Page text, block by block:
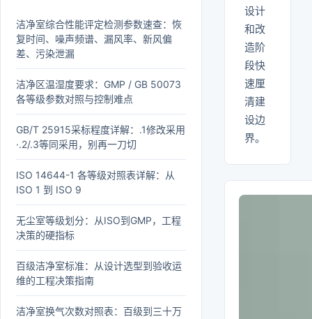
洁净室综合性能评定检测参数速查：恢
复时间、噪声频谱、漏风率、新风偏
差、污染泄漏
洁净区温湿度要求：GMP / GB 50073
各等级参数对照与控制难点
GB/T 25915采标程度详解：.1修改采用
·.2/.3等同采用，别再一刀切
ISO 14644-1 各等级对照表详解：从
ISO 1 到 ISO 9
无尘室等级划分：从ISO到GMP，工程
决策的硬指标
百级洁净室标准：从设计选型到验收运
维的工程决策指南
洁净室换气次数对照表：百级到三十万
设计
和改
造阶
段快
速厘
清建
设边
界。